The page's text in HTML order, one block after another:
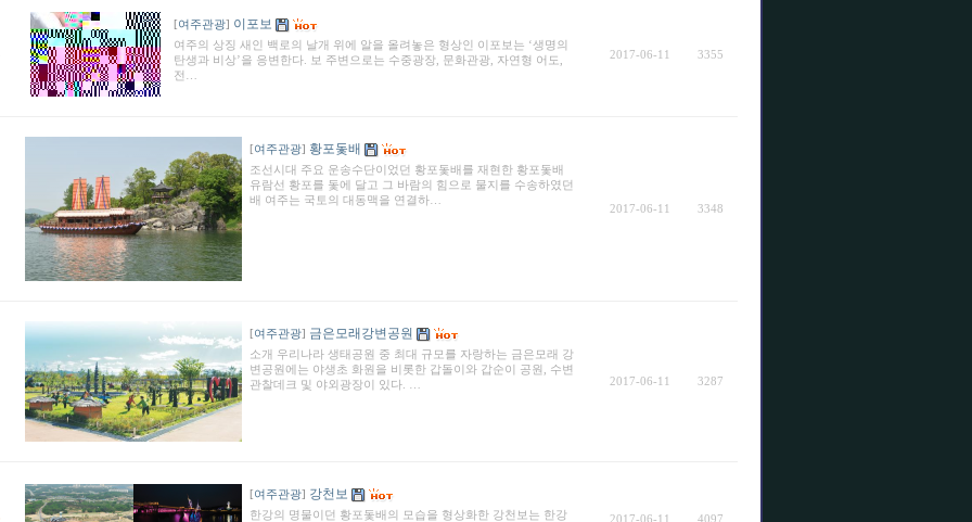
[여주관광] 이포보
여주의 상징 새인 백로의 날개 위에 알을 올려놓은 형상인 이포보는 ‘생명의
탄생과 비상’을 응변한다. 보 주변으로는 수중광장, 문화관광, 자연형 어도,
전…
2017-06-11 3355
[여주관광] 황포돛배
조선시대 주요 운송수단이었던 황포돛배를 재현한 황포돛배
유람선 황포를 돛에 달고 그 바람의 힘으로 물지를 수송하였던
배 여주는 국토의 대동맥을 연결하…
2017-06-11 3348
[여주관광] 금은모래강변공원
소개 우리나라 생태공원 중 최대 규모를 자랑하는 금은모래 강
변공원에는 야생초 화원을 비롯한 갑돌이와 갑순이 공원, 수변
관찰데크 및 야외광장이 있다. …
2017-06-11 3287
[여주관광] 강천보
한강의 명물이던 황포돛배의 모습을 형상화한 강천보는 한강
2017-06-11 4097